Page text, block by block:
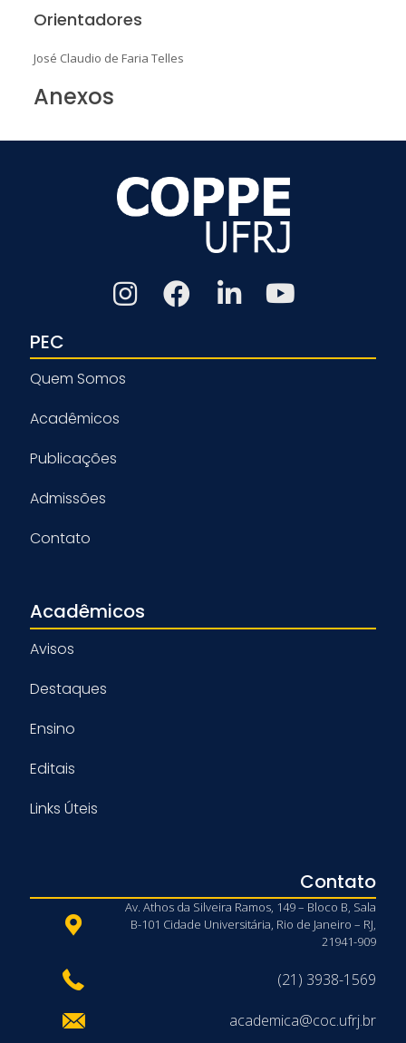
Orientadores
José Claudio de Faria Telles
Anexos
PEC
Quem Somos
Acadêmicos
Publicações
Admissões
Contato
Acadêmicos
Avisos
Destaques
Ensino
Editais
Links Úteis
Contato
Av. Athos da Silveira Ramos, 149 – Bloco B, Sala
B-101 Cidade Universitária, Rio de Janeiro – RJ,
21941-909
(21) 3938-1569
academica@coc.ufrj.br